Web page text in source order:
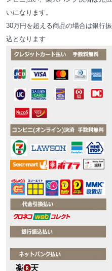
いになります。
30万円を超える商品の場合は銀行振
込となります